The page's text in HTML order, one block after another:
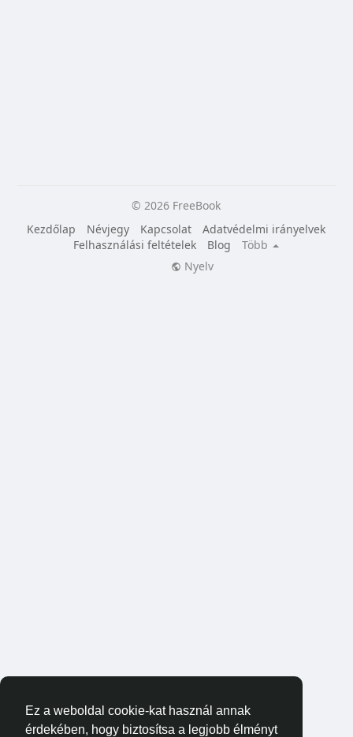
Ez a weboldal cookie-kat használ annak
érdekében, hogy biztosítsa a legjobb élményt
© 2026 FreeBook
Kezdőlap
Névjegy Kapcsolat
Adatvédelmi irányelvek
Felhasználási feltételek
Blog
Több
Nyelv